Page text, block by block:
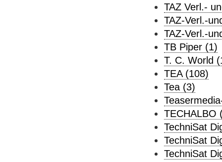
TAZ Verl.-
TAZ-Verl.-
TAZ-Verl.-
TB Piper (1)
T. C. World
TEA (108)
Tea (3)
TECHALBO
TechniSat
TechniSat
TechniSat